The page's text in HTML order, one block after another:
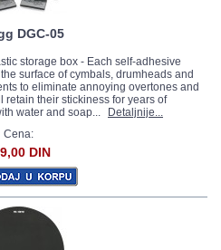
DGC-05
storage box - Each self-adhesive
surface of cymbals, drumheads and
to eliminate annoying overtones and
retain their stickiness for years of
water and soap...
Detaljnije...
Cena:
DIN